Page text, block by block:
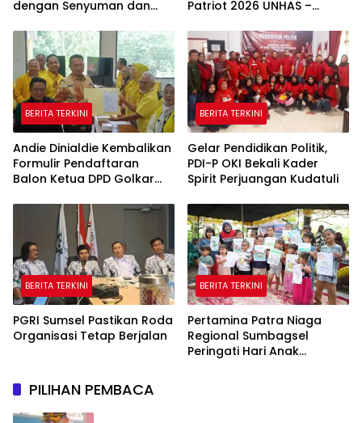
dengan Senyuman dan
Patriot 2026 UNHAS –
Transmigrasi di Fakfak
BERITA TERKINI
Andie Dinialdie Kembalikan
Formulir Pendaftaran
Balon Ketua DPD Golkar
BERITA TERKINI
Gelar Pendidikan Politik,
PDI-P OKI Bekali Kader
Spirit Perjuangan Kudatuli
BERITA TERKINI
PGRI Sumsel Pastikan Roda
Organisasi Tetap Berjalan
BERITA TERKINI
Pertamina Patra Niaga
Regional Sumbagsel
Peringati Hari Anak
PILIHAN PEMBACA